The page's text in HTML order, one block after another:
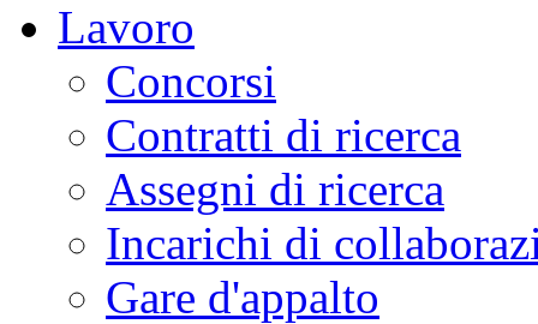
Lavoro
Concorsi
Contratti di ricerca
Assegni di ricerca
Incarichi di
Gare d'appalto